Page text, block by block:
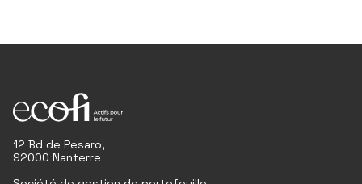
12 Bd de Pesaro,
92000 Nanterre